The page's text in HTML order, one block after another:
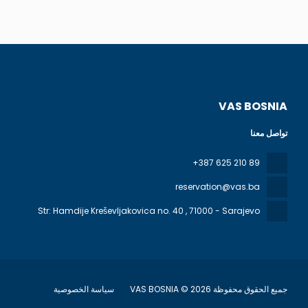
VAS BOSNIA
تواصل معنا
+387 625 210 89
reservation@vas.ba
Str: Hamdije Kreševljakovica no. 40 , 71000 - Sarajevo
جميع الحقوق محفوظة VAS BOSNIA © 2026 سياسة الخصوصية